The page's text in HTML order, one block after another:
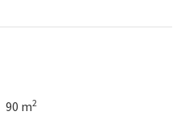
90 m2